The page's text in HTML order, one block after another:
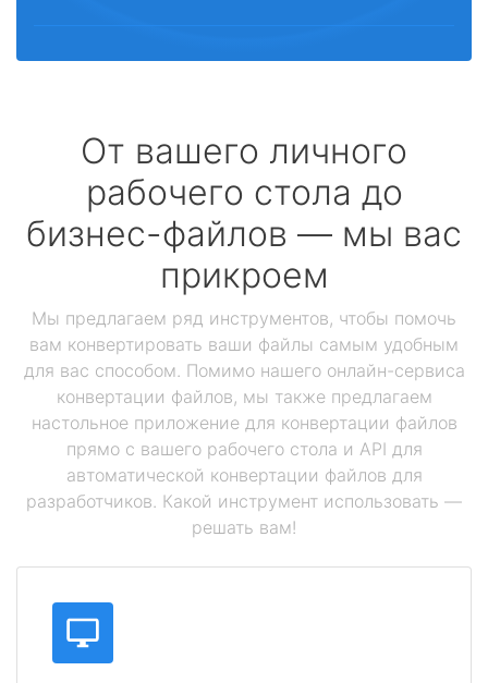
От вашего личного
рабочего стола до
бизнес-файлов — мы вас
прикроем
Мы предлагаем ряд инструментов, чтобы помочь
вам конвертировать ваши файлы самым удобным
для вас способом. Помимо нашего онлайн-сервиса
конвертации файлов, мы также предлагаем
настольное приложение для конвертации файлов
прямо с вашего рабочего стола и API для
автоматической конвертации файлов для
разработчиков. Какой инструмент использовать —
решать вам!